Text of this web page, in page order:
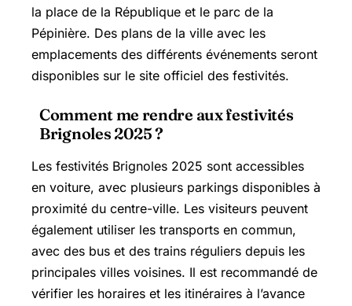
la place de la République et le parc de la
Pépinière. Des plans de la ville avec les
emplacements des différents événements seront
disponibles sur le site officiel des festivités.
Comment me rendre aux festivités
Brignoles 2025 ?
Les festivités Brignoles 2025 sont accessibles
en voiture, avec plusieurs parkings disponibles à
proximité du centre-ville. Les visiteurs peuvent
également utiliser les transports en commun,
avec des bus et des trains réguliers depuis les
principales villes voisines. Il est recommandé de
vérifier les horaires et les itinéraires à l’avance